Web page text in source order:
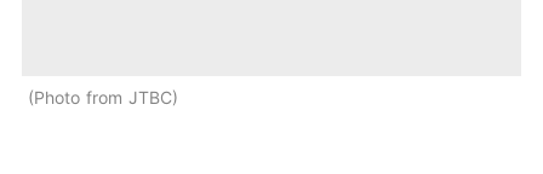
Photo from JTBC